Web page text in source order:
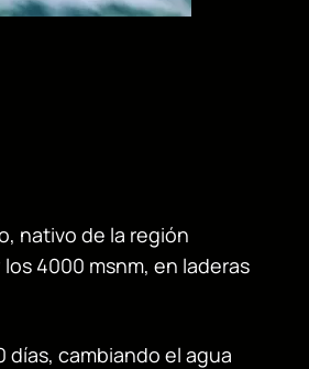
nativo de la región
4000 msnm, en laderas
días, cambiando el agua